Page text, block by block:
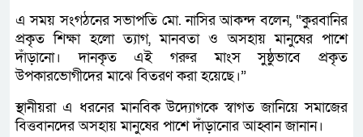
এ সময় সংগঠনের সভাপতি মো. নাসির আকন্দ বলেন, “কুরবানির
প্রকৃত শিক্ষা হলো ত্যাগ, মানবতা ও অসহায় মানুষের পাশে
দাঁড়ানো। দানকৃত এই গরুর মাংস সুষ্ঠুভাবে প্রকৃত
উপকারভোগীদের মাঝে বিতরণ করা হয়েছে।”
স্থানীয়রা এ ধরনের মানবিক উদ্যোগকে স্বাগত জানিয়ে সমাজের
বিত্তবানদের অসহায় মানুষের পাশে দাঁড়ানোর আহ্বান জানান।